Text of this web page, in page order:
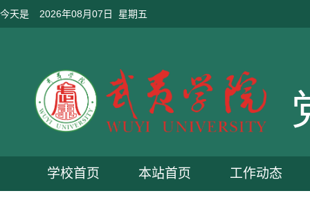
今天是 2026年08月07日 星期五
学校首页 本站首页 工作动态